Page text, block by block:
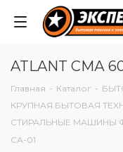
ATLANT СМА
Главная - Каталог -
КРУПНАЯ БЫТОВАЯ
СТИРАЛЬНЫЕ МАШИНЫ
СА-01